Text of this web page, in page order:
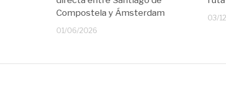
Compostela y Ámsterdam
01/06/2026
03/